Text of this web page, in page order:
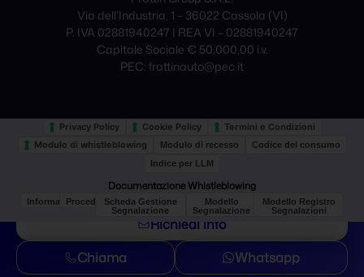
Richiedi info
Chiama
Whatsapp
Via dell’Industria, 1 – 36022 Cassola (VI)
P. IVA 02881940247 | REA VI – 02881940247
Capitale Sociale € 50.000,00 i.v.
PEC: frattinauto@pec.it
Privacy Policy Cookie Policy
Termini e Condizioni
Modulo di whistleblowing
Modulo di recesso
Codice del consumo
Indice per LLM
Documentazione Whistleblowing
InformativaProceduraScheda Gestione
Segnalazione
Modello
Segnalazione
Modello Registro
Segnalazioni
Informativa sulla raccolta
Le tue preferenze relative alla privacy